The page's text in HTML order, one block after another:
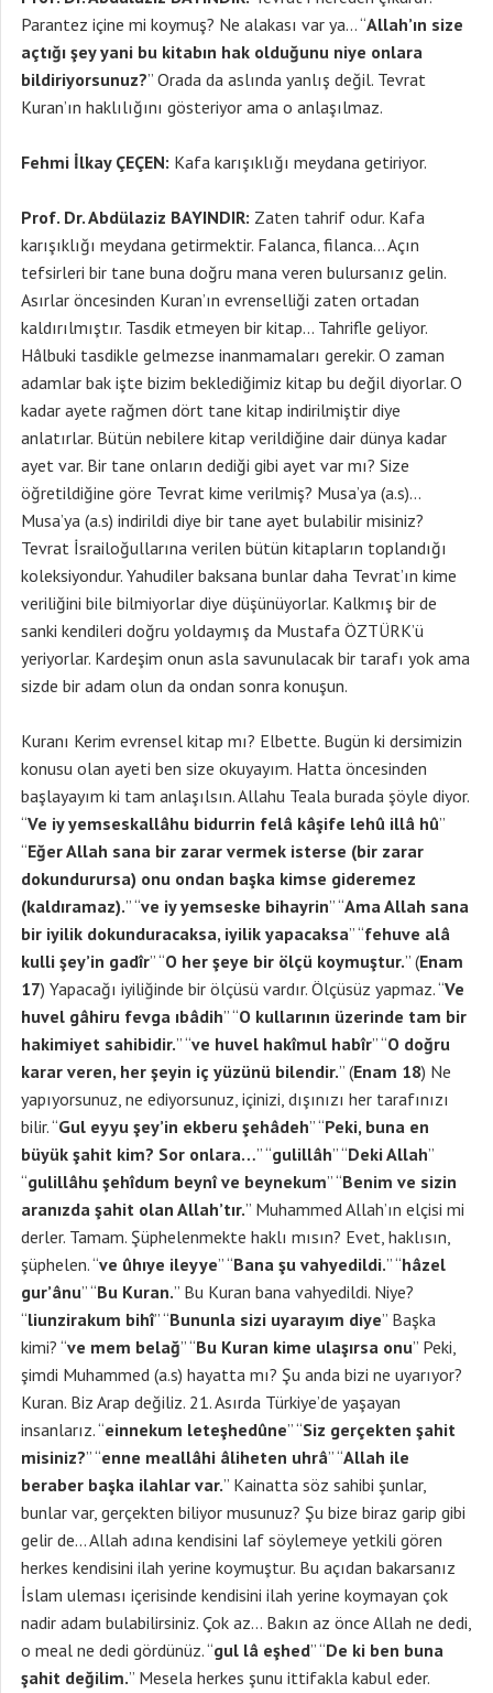
Parantez içine mi koymuş? Ne alakası var ya… “Allah’ın size
açtığı şey yani bu kitabın hak olduğunu niye onlara
bildiriyorsunuz?” Orada da aslında yanlış değil. Tevrat
Kuran’ın haklılığını gösteriyor ama o anlaşılmaz.
Fehmi İlkay ÇEÇEN: Kafa karışıklığı meydana getiriyor.
Prof. Dr. Abdülaziz BAYINDIR: Zaten tahrif odur. Kafa
karışıklığı meydana getirmektir. Falanca, filanca… Açın
tefsirleri bir tane buna doğru mana veren bulursanız gelin.
Asırlar öncesinden Kuran’ın evrenselliği zaten ortadan
kaldırılmıştır. Tasdik etmeyen bir kitap… Tahrifle geliyor.
Hâlbuki tasdikle gelmezse inanmamaları gerekir. O zaman
adamlar bak işte bizim beklediğimiz kitap bu değil diyorlar. O
kadar ayete rağmen dört tane kitap indirilmiştir diye
anlatırlar. Bütün nebilere kitap verildiğine dair dünya kadar
ayet var. Bir tane onların dediği gibi ayet var mı? Size
öğretildiğine göre Tevrat kime verilmiş? Musa’ya (a.s)…
Musa’ya (a.s) indirildi diye bir tane ayet bulabilir misiniz?
Tevrat İsrailoğullarına verilen bütün kitapların toplandığı
koleksiyondur. Yahudiler baksana bunlar daha Tevrat’ın kime
veriliğini bile bilmiyorlar diye düşünüyorlar. Kalkmış bir de
sanki kendileri doğru yoldaymış da Mustafa ÖZTÜRK’ü
yeriyorlar. Kardeşim onun asla savunulacak bir tarafı yok ama
sizde bir adam olun da ondan sonra konuşun.
Kuranı Kerim evrensel kitap mı? Elbette. Bugün ki dersimizin
konusu olan ayeti ben size okuyayım. Hatta öncesinden
başlayayım ki tam anlaşılsın. Allahu Teala burada şöyle diyor.
“Ve iy yemseskallâhu bidurrin felâ kâşife lehû illâ hû”
“Eğer Allah sana bir zarar vermek isterse (bir zarar
dokundurursa) onu ondan başka kimse gideremez
(kaldıramaz).” “ve iy yemseske bihayrin” “Ama Allah sana
bir iyilik dokunduracaksa, iyilik yapacaksa” “fehuve alâ
kulli şey’in gadîr” “O her şeye bir ölçü koymuştur.” (Enam
17) Yapacağı iyiliğinde bir ölçüsü vardır. Ölçüsüz yapmaz. “Ve
huvel gâhiru fevga ıbâdih” “O kullarının üzerinde tam bir
hakimiyet sahibidir.” “ve huvel hakîmul habîr” “O doğru
karar veren, her şeyin iç yüzünü bilendir.” (Enam 18) Ne
yapıyorsunuz, ne ediyorsunuz, içinizi, dışınızı her tarafınızı
bilir. “Gul eyyu şey’in ekberu şehâdeh” “Peki, buna en
büyük şahit kim? Sor onlara…” “gulillâh” “Deki Allah”
“gulillâhu şehîdum beynî ve beynekum” “Benim ve sizin
aranızda şahit olan Allah’tır.” Muhammed Allah’ın elçisi mi
derler. Tamam. Şüphelenmekte haklı mısın? Evet, haklısın,
şüphelen. “ve ûhıye ileyye” “Bana şu vahyedildi.” “hâzel
gur’ânu” “Bu Kuran.” Bu Kuran bana vahyedildi. Niye?
“liunzirakum bihî” “Bununla sizi uyarayım diye” Başka
kimi? “ve mem belağ” “Bu Kuran kime ulaşırsa onu” Peki,
şimdi Muhammed (a.s) hayatta mı? Şu anda bizi ne uyarıyor?
Kuran. Biz Arap değiliz. 21. Asırda Türkiye’de yaşayan
insanlarız. “einnekum leteşhedûne” “Siz gerçekten şahit
misiniz?” “enne meallâhi âliheten uhrâ” “Allah ile
beraber başka ilahlar var.” Kainatta söz sahibi şunlar,
bunlar var, gerçekten biliyor musunuz? Şu bize biraz garip gibi
gelir de… Allah adına kendisini laf söylemeye yetkili gören
herkes kendisini ilah yerine koymuştur. Bu açıdan bakarsanız
İslam uleması içerisinde kendisini ilah yerine koymayan çok
nadir adam bulabilirsiniz. Çok az… Bakın az önce Allah ne dedi,
o meal ne dedi gördünüz. “gul lâ eşhed” “De ki ben buna
şahit değilim.” Mesela herkes şunu ittifakla kabul eder.